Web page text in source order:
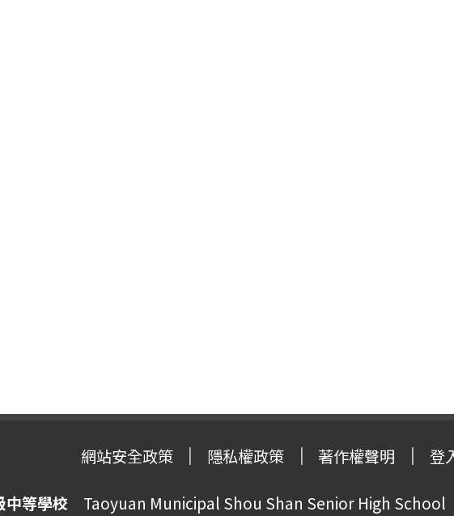
網站安全政策 隱私權政策 著作權聲明 登
中等學校 Taoyuan Municipal Shou Shan Senior High School